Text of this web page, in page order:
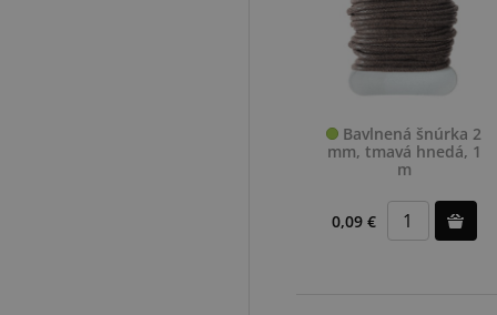
Bavlnená šnúrka 2
mm, tmavá hnedá, 1
m
0,09 €